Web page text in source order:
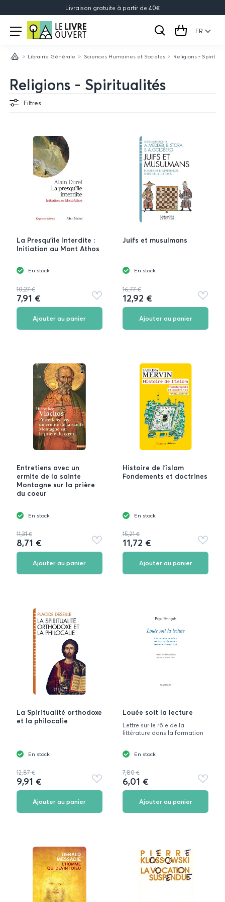
Livraison gratuite à partir de 40€
Le
Livre
Ouvert
Open
menu
Rechercher
Cart FR
AccueilLibrairie Générale Sciences Humaines et Sociales Religions -
Religions - Spiritualités
Filtres
La Presqu'île interdite :
Initiation au Mont Athos
En stock
10,27 €
7,91 €
Ajouter
aux
Ajouter au panier
Juifs et musulmans
En stock
16,77 €
12,92 €
Ajouter
aux
Ajouter au panier
Entretiens avec un
ermite de la sainte
Montagne sur la prière
du coeur
En stock
11,31 €
8,71 €
Ajouter
aux
Ajouter au panier
Histoire de l'islam
Fondements et doctrines
En stock
15,21 €
11,72 €
Ajouter
aux
Ajouter au panier
La Spiritualité orthodoxe
et la philocalie
En stock
12,87 €
9,91 €
Ajouter
aux
Ajouter au panier
Louée soit la lecture
Lettre sur le rôle de la
littérature dans la formation
En stock
7,80 €
6,01 €
Ajouter
aux
Ajouter au panier